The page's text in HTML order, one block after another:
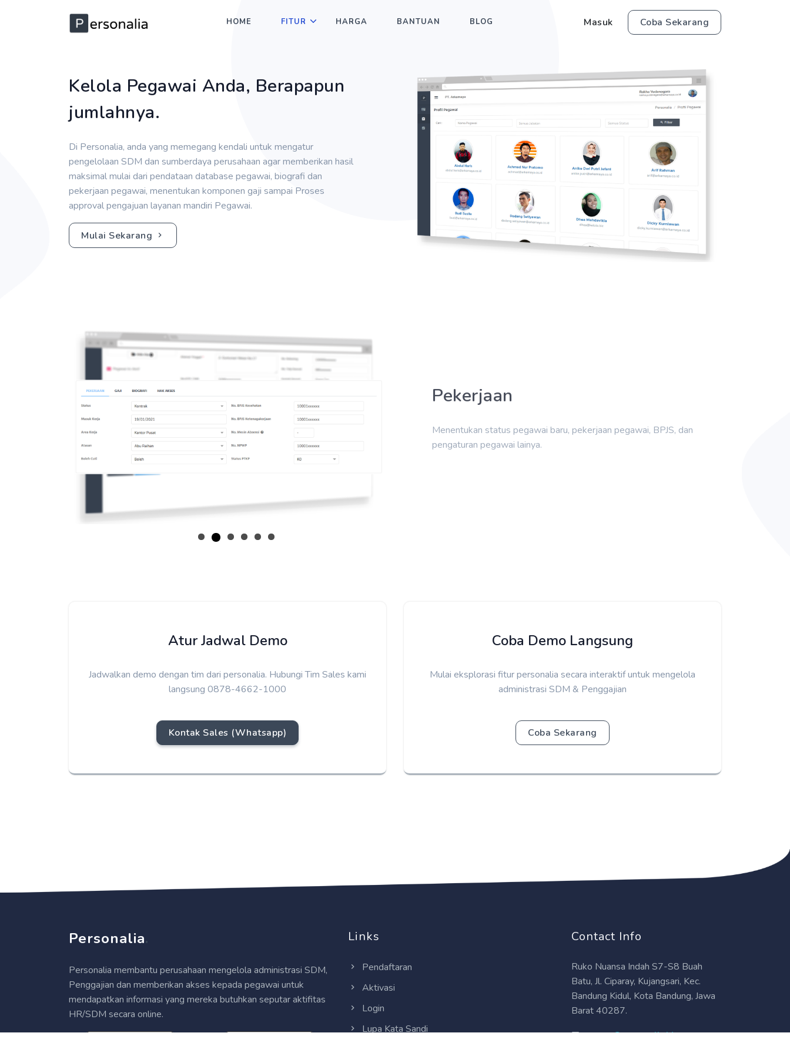
Masuk Coba Sekarang
HOME FITUR HARGA BANTUAN BLOG
Kelola Pegawai Anda, Berapapun
jumlahnya.
Di Personalia, anda yang memegang kendali untuk mengatur
pengelolaan SDM dan sumberdaya perusahaan agar memberikan hasil
maksimal mulai dari pendataan database pegawai, biografi dan
pekerjaan pegawai, menentukan komponen gaji sampai Proses
approval pengajuan layanan mandiri Pegawai.
Mulai Sekarang
Pekerjaan
Menentukan status pegawai baru, pekerjaan pegawai, BPJS, dan
pengaturan pegawai lainya.
Atur Jadwal Demo
Jadwalkan demo dengan tim dari personalia. Hubungi Tim Sales kami
langsung 0878-4662-1000
Kontak Sales (Whatsapp)
Coba Demo Langsung
Mulai eksplorasi fitur personalia secara interaktif untuk mengelola
administrasi SDM & Penggajian
Coba Sekarang
Personalia.
Personalia membantu perusahaan mengelola administrasi SDM,
Penggajian dan memberikan akses kepada pegawai untuk
mendapatkan informasi yang mereka butuhkan seputar aktifitas
HR/SDM secara online.
Links
Pendaftaran
Aktivasi
Login
Lupa Kata Sandi
Contact Info
Ruko Nuansa Indah S7-S8 Buah
Batu, Jl. Ciparay, Kujangsari, Kec.
Bandung Kidul, Kota Bandung, Jawa
Barat 40287.
support@personalia.id